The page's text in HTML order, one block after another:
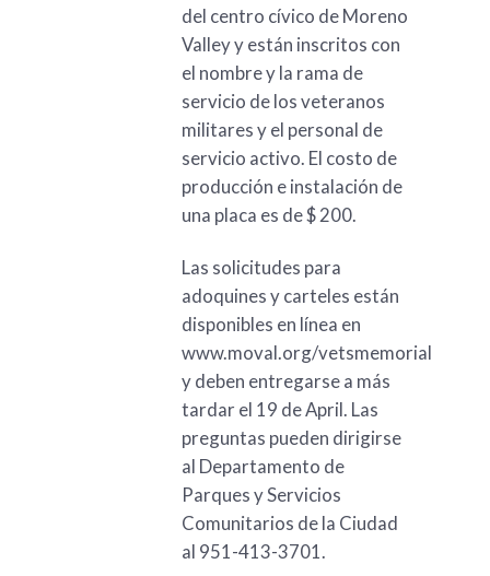
del centro cívico de Moreno
Valley y están inscritos con
el nombre y la rama de
servicio de los veteranos
militares y el personal de
servicio activo. El costo de
producción e instalación de
una placa es de $ 200.
Las solicitudes para
adoquines y carteles están
disponibles en línea en
www.moval.org/vetsmemorial
y deben entregarse a más
tardar el 19 de April. Las
preguntas pueden dirigirse
al Departamento de
Parques y Servicios
Comunitarios de la Ciudad
al 951-413-3701.